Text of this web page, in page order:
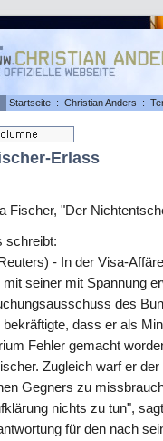
Startseite : Christian Anders :
Erlass
Fischer, "Der
schreibt:
- In der Visa-
mit seiner mit Spannung
des
bekräftigte, dass er als
Fehler gemacht
Zugleich warf er
Gegners zu
nichts zu tun",
für den nach